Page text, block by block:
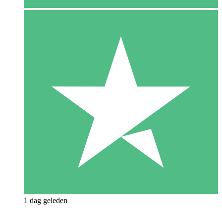
1 dag geleden